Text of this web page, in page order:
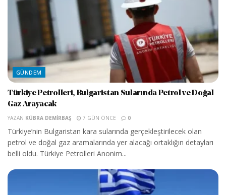
GÜNDEM
Türkiye Petrolleri, Bulgaristan Sularında Petrol ve Doğal
Gaz Arayacak
YAZAN KÜBRA DEMIRBAŞ 7 GÜN ÖNCE 0
Türkiye’nin Bulgaristan kara sularında gerçekleştirilecek olan
petrol ve doğal gaz aramalarında yer alacağı ortaklığın detayları
belli oldu. Türkiye Petrolleri Anonim...